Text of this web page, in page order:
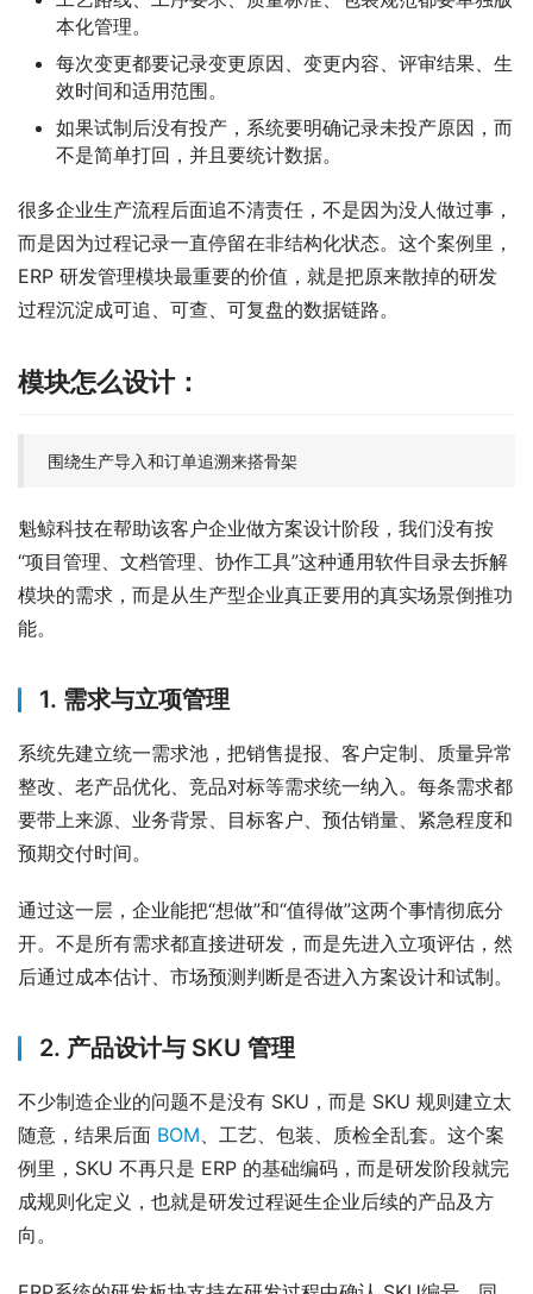
本化管理。
每次变更都要记录变更原因、变更内容、评审结果、生
效时间和适用范围。
如果试制后没有投产，系统要明确记录未投产原因，而
不是简单打回，并且要统计数据。
很多企业生产流程后面追不清责任，不是因为没人做过事，
而是因为过程记录一直停留在非结构化状态。这个案例里，
ERP 研发管理模块最重要的价值，就是把原来散掉的研发
过程沉淀成可追、可查、可复盘的数据链路。
模块怎么设计：
围绕生产导入和订单追溯来搭骨架
魁鲸科技在帮助该客户企业做方案设计阶段，我们没有按
“项目管理、文档管理、协作工具”这种通用软件目录去拆解
模块的需求，而是从生产型企业真正要用的真实场景倒推功
能。
1. 需求与立项管理
系统先建立统一需求池，把销售提报、客户定制、质量异常
整改、老产品优化、竞品对标等需求统一纳入。每条需求都
要带上来源、业务背景、目标客户、预估销量、紧急程度和
预期交付时间。
通过这一层，企业能把“想做”和“值得做”这两个事情彻底分
开。不是所有需求都直接进研发，而是先进入立项评估，然
后通过成本估计、市场预测判断是否进入方案设计和试制。
2. 产品设计与 SKU 管理
不少制造企业的问题不是没有 SKU，而是 SKU 规则建立太
随意，结果后面 BOM 、工艺、包装、质检全乱套。这个案
例里，SKU 不再只是 ERP 的基础编码，而是研发阶段就完
成规则化定义，也就是研发过程诞生企业后续的产品及方
向。